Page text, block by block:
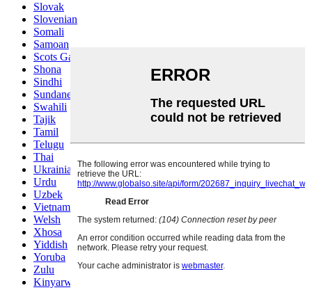
Slovak
Slovenian
Somali
Samoan
Scots Gaelic
Shona
Sindhi
Sundanese
Swahili
Tajik
Tamil
Telugu
Thai
Ukrainian
Urdu
Uzbek
Vietnamese
Welsh
Xhosa
Yiddish
Yoruba
Zulu
Kinyarwanda